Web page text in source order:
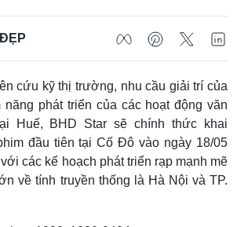
cứu kỹ thị trường, nhu cầu giải trí của
phát triển của các hoạt động văn
Huế, BHD Star sẽ chính thức khai
đầu tiên tại Cố Đô vào ngày 18/05
các kế hoạch phát triển rạp mạnh mẽ
về tính truyền thống là Hà Nội và TP.